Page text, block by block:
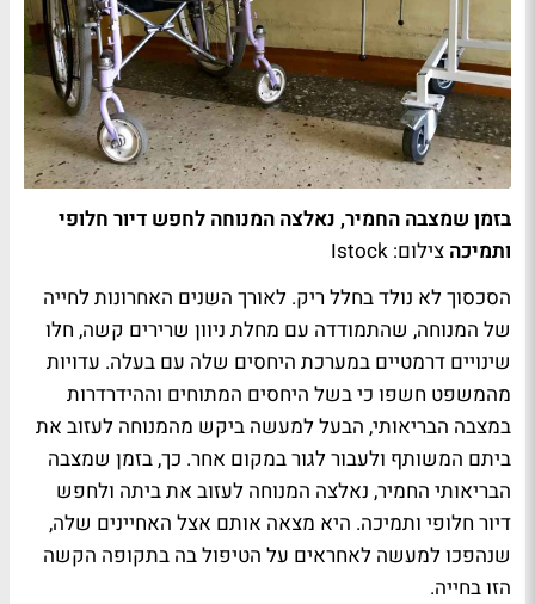
בזמן שמצבה החמיר, נאלצה המנוחה לחפש דיור חלופי
ותמיכה צילום: Istock
הסכסוך לא נולד בחלל ריק. לאורך השנים האחרונות לחייה
של המנוחה, שהתמודדה עם מחלת ניוון שרירים קשה, חלו
שינויים דרמטיים במערכת היחסים שלה עם בעלה. עדויות
מהמשפט חשפו כי בשל היחסים המתוחים וההידרדרות
במצבה הבריאותי, הבעל למעשה ביקש מהמנוחה לעזוב את
ביתם המשותף ולעבור לגור במקום אחר. כך, בזמן שמצבה
הבריאותי החמיר, נאלצה המנוחה לעזוב את ביתה ולחפש
דיור חלופי ותמיכה. היא מצאה אותם אצל האחיינים שלה,
שנהפכו למעשה לאחראים על הטיפול בה בתקופה הקשה
הזו בחייה.